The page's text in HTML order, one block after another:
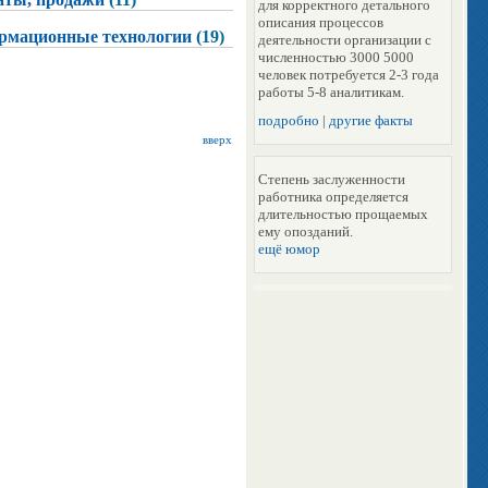
технологии (19)
вверх
для корректного детального
описания процессов
деятельности организации с
численностью 3000 5000
человек потребуется 2-3 года
работы 5-8 аналитикам.
подробно | другие факты
Степень заслуженности
работника определяется
длительностью прощаемых
ему опозданий.
ещё юмор